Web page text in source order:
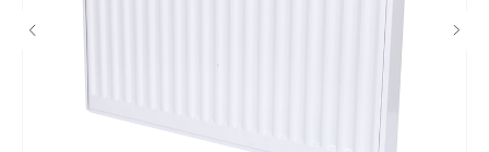
характер и ни при каких условиях не является
публичной офертой в соответствии со ст. 437 (2) ГК РФ.
Для получения подробной информации о наличии и
Адрес магазина: